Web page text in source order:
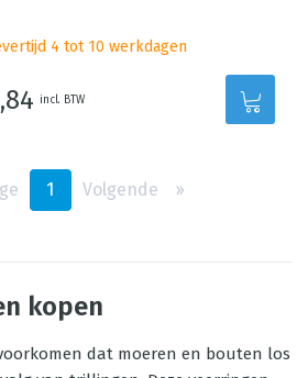
4 tot 10 werkdagen
incl. BTW
1 Volgende ››
kopen
dat moeren en bouten los